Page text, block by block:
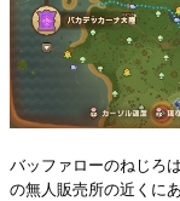
バッファローのねじろ
の無人販売所の近くにあ